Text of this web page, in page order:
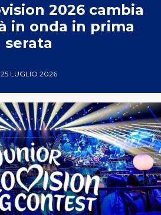
2026 cambia
in onda in prima
serata
25 LUGLIO 2026